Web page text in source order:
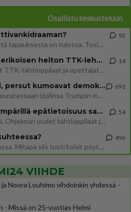
Osallistu keskusteluun
Uusi draamasarja järkyttävästä tapauksesta on tulossa. Tositapahtumiin perustuva sarja ammentaa vuoden 1986 Mikkelin pan
92
Ernest Lawson täräytti erikoisen heiton TTK-lehdistötilaisuudessa: " Onko tässä tarkoituksena...?"
Ernest Lawson esitteli uudet TTK-tähtioppilaat ja opettajat torstaina 6.8. lehdistölle. Tulevalla kaudella on yksi hausk
14
Jos SDP ei voita reilusti, persut kumoavat demokratian Suomesta
Näin tekisi ainakin Rydman seuratessaan idolinsa Trumpin mallia https://www.is.fi/politiikka/art-2000012187244.html
691
Uuden TTK-juontajan ympärillä epätietoisuus sakenee - Nyt MTV hämmentää soppaa
TTK tulee taas tänä syksynä. Ohjelman uudet tähtioppilaat julkistetaan torstaina 6. elokuuta klo 14 alkavassa lehdistö
54
Siinäpä se kysymys on otsikossa. Mitäpä siis tuot/toisit pöytään parisuhteessa? Oletko mies vai nainen? Koetko sen mitä
496
VIIHDE
Noora Louhimo vihdoinkin yhdessä -
- Missä on 25-vuotias Helmi